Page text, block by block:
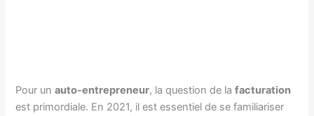
Pour unauto-entrepreneur, la question de lafacturation
est primordiale. En 2021, il est essentiel de se familiariser